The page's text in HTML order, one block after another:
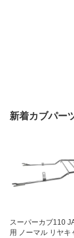
新着カブパー
スーパーカブ110
用 ノーマル リヤキ